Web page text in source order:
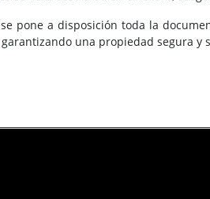
pone a disposición toda la
una propiedad segura y